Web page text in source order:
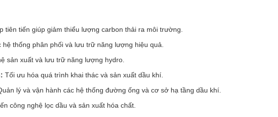
tiên tiến giúp giảm thiểu lượng carbon thải ra môi trường.
hệ thống phân phối và lưu trữ năng lượng hiệu quả.
sản xuất và lưu trữ năng lượng hydro.
Tối ưu hóa quá trình khai thác và sản xuất dầu khí.
lý và vận hành các hệ thống đường ống và cơ sở hạ tầng dầu khí.
công nghệ lọc dầu và sản xuất hóa chất.